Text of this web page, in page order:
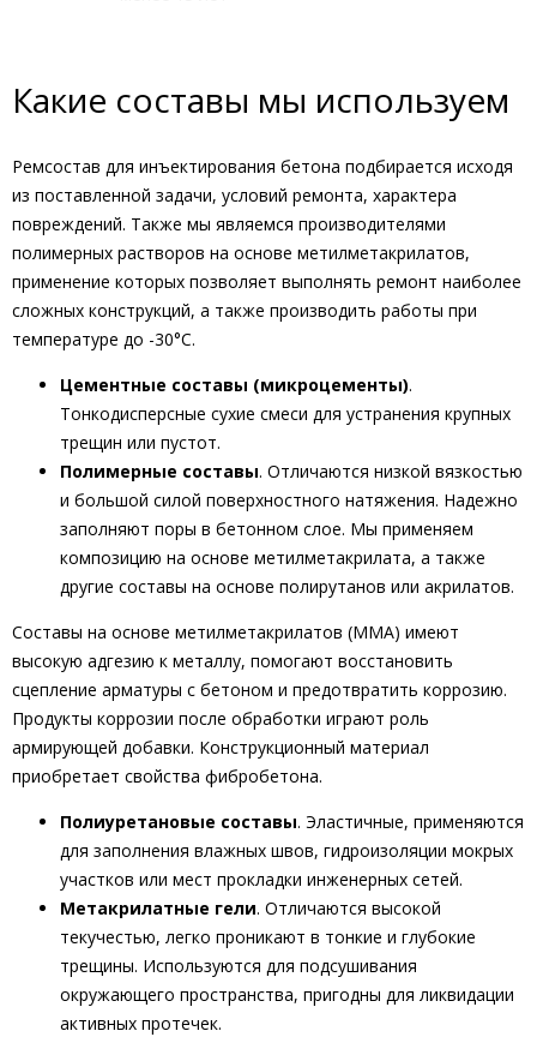
Какие составы мы используем
Ремсостав для инъектирования бетона подбирается исходя
из поставленной задачи, условий ремонта, характера
повреждений. Также мы являемся производителями
полимерных растворов на основе метилметакрилатов,
применение которых позволяет выполнять ремонт наиболее
сложных конструкций, а также производить работы при
температуре до -30°C.
Цементные составы (микроцементы).
Тонкодисперсные сухие смеси для устранения крупных
трещин или пустот.
Полимерные составы. Отличаются низкой вязкостью
и большой силой поверхностного натяжения. Надежно
заполняют поры в бетонном слое. Мы применяем
композицию на основе метилметакрилата, а также
другие составы на основе полирутанов или акрилатов.
Составы на основе метилметакрилатов (ММА) имеют
высокую адгезию к металлу, помогают восстановить
сцепление арматуры с бетоном и предотвратить коррозию.
Продукты коррозии после обработки играют роль
армирующей добавки. Конструкционный материал
приобретает свойства фибробетона.
Полиуретановые составы. Эластичные, применяются
для заполнения влажных швов, гидроизоляции мокрых
участков или мест прокладки инженерных сетей.
Метакрилатные гели. Отличаются высокой
текучестью, легко проникают в тонкие и глубокие
трещины. Используются для подсушивания
окружающего пространства, пригодны для ликвидации
активных протечек.